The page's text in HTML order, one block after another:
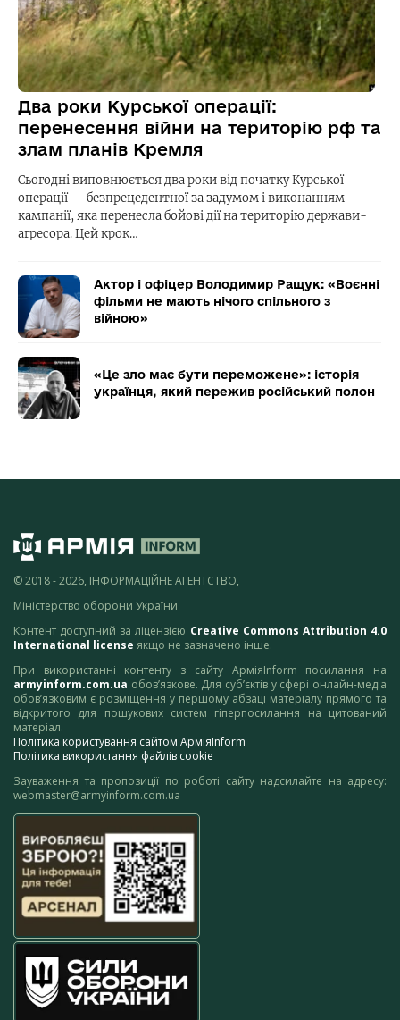
Два роки Курської операції:
перенесення війни на територію рф та
злам планів Кремля
Сьогодні виповнюється два роки від початку Курської
операції — безпрецедентної за задумом і виконанням
кампанії, яка перенесла бойові дії на територію держави-
агресора. Цей крок…
Актор і офіцер Володимир Ращук: «Воєнні
фільми не мають нічого спільного з
війною»
«Це зло має бути переможене»: історія
українця, який пережив російський полон
© 2018 - 2026, ІНФОРМАЦІЙНЕ АГЕНТСТВО,
Міністерство оборони України
Контент доступний за ліцензією Creative Commons Attribution 4.0
International license якщо не зазначено інше.
При використанні контенту з сайту АрміяInform посилання на
armyinform.com.ua обов’язкове. Для суб’єктів у сфері онлайн-медіа
обов’язковим є розміщення у першому абзаці матеріалу прямого та
відкритого для пошукових систем гіперпосилання на цитований
матеріал.
Політика користування сайтом АрміяInform
Політика використання файлів cookie
Зауваження та пропозиції по роботі сайту надсилайте на адресу:
webmaster@armyinform.com.ua